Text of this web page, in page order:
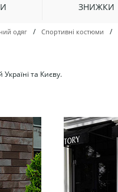
ЗНИЖКИ
одяг / Спортивні костюми /
та Києву.